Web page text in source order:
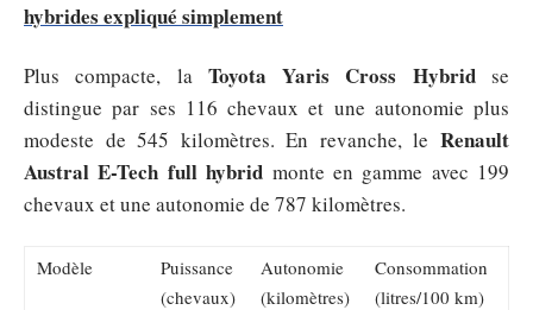
hybrides expliqué simplement
Plus compacte, la Toyota Yaris Cross Hybridse
distingue par ses 116 chevaux et une autonomie plus
modeste de 545 kilomètres. En revanche, le Renault
Austral E-Tech full hybrid monte en gamme avec 199
chevaux et une autonomie de 787 kilomètres.
Modèle
Puissance
(chevaux)
Autonomie
(kilomètres)
Consommation
(litres/100 km)